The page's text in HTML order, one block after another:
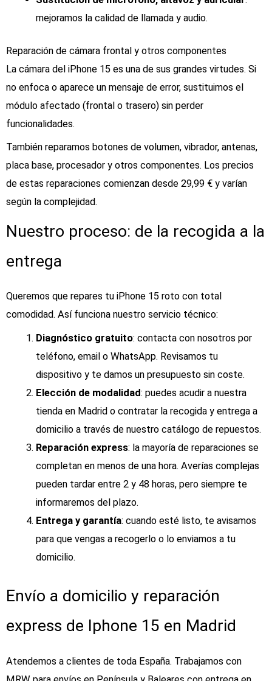
mejoramos la calidad de llamada y audio.
Reparación de cámara frontal y otros componentes
La cámara del iPhone 15 es una de sus grandes virtudes. Si
no enfoca o aparece un mensaje de error, sustituimos el
módulo afectado (frontal o trasero) sin perder
funcionalidades.
También reparamos botones de volumen, vibrador, antenas,
placa base, procesador y otros componentes. Los precios
de estas reparaciones comienzan desde 29,99 € y varían
según la complejidad.
Nuestro proceso: de la recogida a la
entrega
Queremos que repares tu iPhone 15 roto con total
comodidad. Así funciona nuestro servicio técnico:
Diagnóstico gratuito: contacta con nosotros por
teléfono, email o WhatsApp. Revisamos tu
dispositivo y te damos un presupuesto sin coste.
Elección de modalidad: puedes acudir a nuestra
tienda en Madrid o contratar la recogida y entrega a
domicilio a través de nuestro catálogo de repuestos.
Reparación express: la mayoría de reparaciones se
completan en menos de una hora. Averías complejas
pueden tardar entre 2 y 48 horas, pero siempre te
informaremos del plazo.
Entrega y garantía: cuando esté listo, te avisamos
para que vengas a recogerlo o lo enviamos a tu
domicilio.
Envío a domicilio y reparación
express de Iphone 15 en Madrid
Atendemos a clientes de toda España. Trabajamos con